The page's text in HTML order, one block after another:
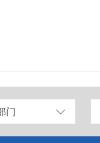
门